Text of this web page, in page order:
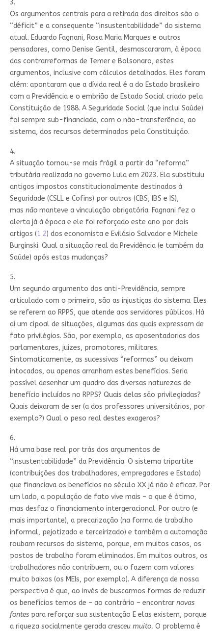
3.
Os argumentos centrais para a retirada dos direitos são o
“déficit” e a consequente “insustentabilidade” do sistema
atual. Eduardo Fagnani, Rosa Maria Marques e outros
pensadores, como Denise Gentil, desmascararam, à época
das contrarreformas de Temer e Bolsonaro, estes
argumentos, inclusive com cálculos detalhados. Eles foram
além: apontaram que a dívida real é a do Estado brasileiro
com a Previdência e o embrião de Estado Social criado pela
Constituição de 1988. A Seguridade Social (que inclui Saúde)
foi sempre sub-financiada, com o não-transferência, ao
sistema, dos recursos determinados pela Constituição.
4.
A situação tornou-se mais frágil a partir da “reforma”
tributária realizada no governo Lula em 2023. Ela substituiu
antigos impostos constitucionalmente destinados à
Seguridade (CSLL e Cofins) por outros (CBS, IBS e IS),
mas não manteve a vinculação obrigatória. Fagnani fez o
alerta já à época e ele foi reforçado este ano por dois
artigos (1 2) dos economista e Evilásio Salvador e Michele
Burginski. Qual a situação real da Previdência (e também da
Saúde) após estas mudanças?
5.
Um segundo argumento dos anti-Previdência, sempre
articulado com o primeiro, são as injustiças do sistema. Eles
se referem ao RPPS, que atende aos servidores públicos. Há
aí um cipoal de situações, algumas das quais expressam de
fato privilégios. São, por exemplo, as aposentadorias dos
parlamentares, juízes, promotores, militares.
Sintomaticamente, as sucessivas “reformas” ou deixam
intocados, ou apenas arranham estes benefícios. Seria
possível desenhar um quadro das diversas naturezas de
benefício incluídos no RPPS? Quais delas são privilegiadas?
Quais deixaram de ser (a dos professores universitários, por
exemplo?) Qual o peso real destes exageros?
6.
Há uma base real por trás dos argumentos de
“insustentabilidade” da Previdência. O sistema tripartite
(contribuições dos trabalhadores, empregadores e Estado)
que financiava os benefícios no século XX já não é eficaz. Por
um lado, a população de fato vive mais – o que é ótimo,
mas desfaz o financiamento intergeracional. Por outro (e
mais importante), a precarização (na forma de trabalho
informal, pejotizado e terceirizado) e também a automação
roubam recursos do sistema, porque, em muitos casos, os
postos de trabalho foram eliminados. Em muitos outros, os
trabalhadores não contribuem, ou o fazem com valores
muito baixos (os MEIs, por exemplo). A diferença de nossa
perspectiva é que, ao invés de buscarmos formas de reduzir
os benefícios temos de – ao contrário – encontrar novas
fontespara reforçar sua sustentação E elas existem, porque
a riqueza socialmente gerada cresceu muito. O problema é